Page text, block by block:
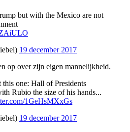
but with the Mexico are not
19 december 2017
op over zijn eigen mannelijkheid.
one: Hall of Presidents
Rubio the size of his hands...
1GeHsMXxGs
19 december 2017